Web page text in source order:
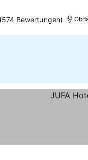
(574 Bewertungen)